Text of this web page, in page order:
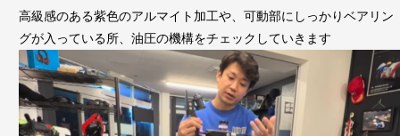
高級感のある紫色のアルマイト加工や、可動部にしっかりベアリン
グが入っている所、油圧の機構をチェックしていきます